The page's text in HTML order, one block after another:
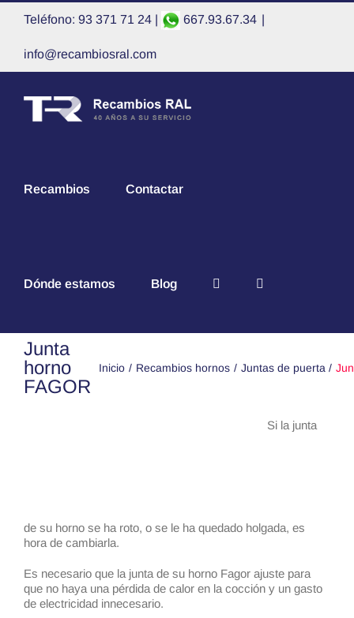
Saltar
Teléfono: 93 371 71 24 | 667.93.67.34 |
info@recambiosral.com
Recambios Contactar
Dónde estamos Blog
Junta
horno
FAGOR
Inicio Recambios hornos Juntas de puerta
Si la junta
de su horno se ha roto, o se le ha quedado holgada, es
hora de cambiarla.
Es necesario que la junta de su horno Fagor ajuste para
que no haya una pérdida de calor en la cocción y un gasto
de electricidad innecesario.